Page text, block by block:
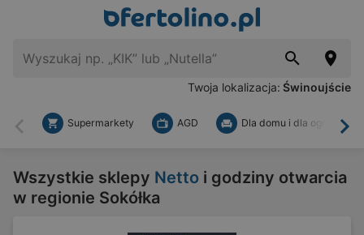
Twoja lokalizacja: Świnoujście
Wstecz
Supermarkety AGD Dla domu i dla ogrodu
Wszystkie sklepy Netto i godziny otwarcia
w regionie Sokółka